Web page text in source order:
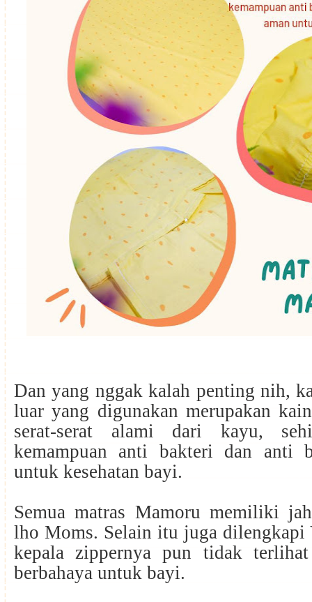
Dan yang nggak kalah penting nih,
luar yang digunakan merupakan
serat-serat alami dari kayu,
kemampuan anti bakteri dan anti
untuk kesehatan bayi.
Semua matras Mamoru memiliki
lho Moms. Selain itu juga
kepala zippernya pun tidak
berbahaya untuk bayi.